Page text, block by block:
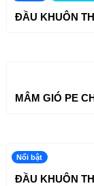
ĐẦU KHUÔN
MÂM GIÓ PE
Nổi bật
ĐẦU KHUÔN